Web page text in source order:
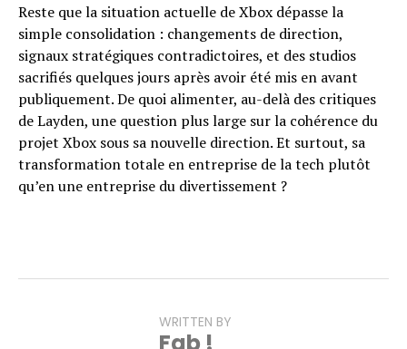
Reste que la situation actuelle de Xbox dépasse la
simple consolidation : changements de direction,
signaux stratégiques contradictoires, et des studios
sacrifiés quelques jours après avoir été mis en avant
publiquement. De quoi alimenter, au-delà des critiques
de Layden, une question plus large sur la cohérence du
projet Xbox sous sa nouvelle direction. Et surtout, sa
transformation totale en entreprise de la tech plutôt
qu’en une entreprise du divertissement ?
WRITTEN BY